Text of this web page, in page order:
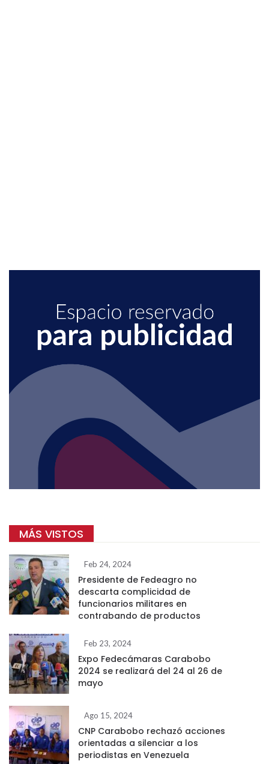
MÁS VISTOS
Feb 24, 2024
Presidente de Fedeagro no
descarta complicidad de
funcionarios militares en
contrabando de productos
Feb 23, 2024
Expo Fedecámaras Carabobo
2024 se realizará del 24 al 26 de
mayo
Ago 15, 2024
CNP Carabobo rechazó acciones
orientadas a silenciar a los
periodistas en Venezuela